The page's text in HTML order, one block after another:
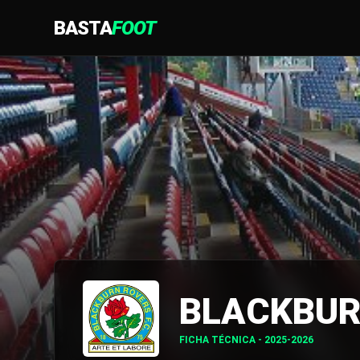
BASTAFOOT
FICHA TÉCNICA - 2025-2026